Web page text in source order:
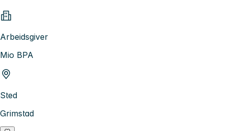
Arbeidsgiver
Mio BPA
Sted
Grimstad